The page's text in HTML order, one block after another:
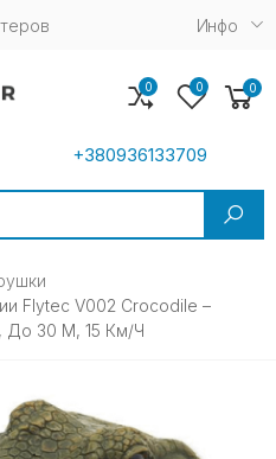
Инфо
+380936133709
0 0 0
Flytec V002 Crocodile –
До 30 М, 15 Км/ч